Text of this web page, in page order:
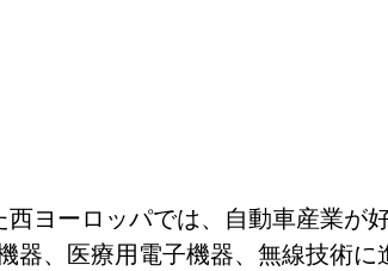
ヨーロッパでは、自動車産業が
器、医療用電子機器、無線技術